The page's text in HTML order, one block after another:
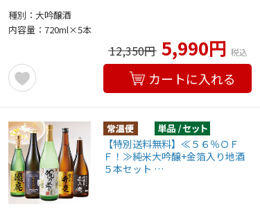
種別：大吟醸酒
内容量：720ml×5本
12,350円 5,990円 税込
カートに入れる
【特別送料無料】≪５６％ＯＦ
Ｆ！≫純米大吟醸+金箔入り地酒
５本セット …